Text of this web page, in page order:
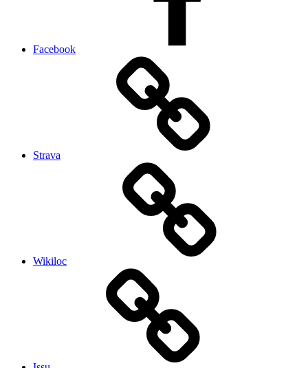
Facebook
Strava
Wikiloc